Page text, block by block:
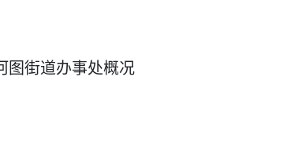
图街道办事处概况